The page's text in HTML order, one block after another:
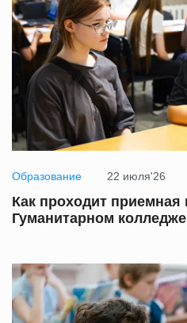
Образование 22 июля'26
Как проходит приемная
Гуманитарном